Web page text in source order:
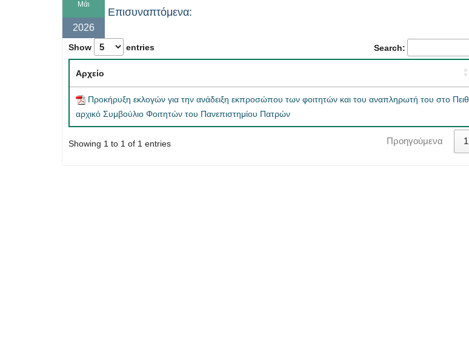
Μάι
2026
Επισυναπτόμενα:
Show entries Search:
Αρχείο
Προκήρυξη εκλογών για την ανάδειξη εκπροσώπου των φοιτητών και του αναπληρωτή του στο Πειθ
αρχικό Συμβούλιο Φοιτητών του Πανεπιστημίου Πατρών
Showing 1 to 1 of 1 entries Προηγούμενα 1